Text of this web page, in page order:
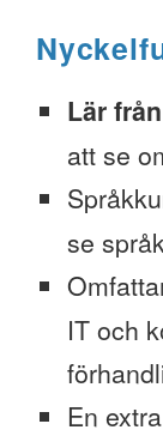
Lär
att se
se
IT och
En